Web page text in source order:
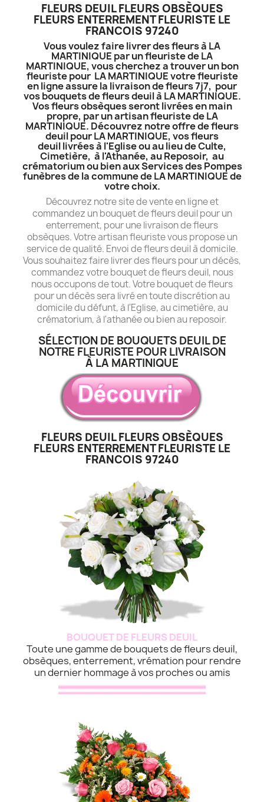
FLEURS DEUIL FLEURS OBSÈQUES
FLEURS ENTERREMENT FLEURISTE LE
FRANCOIS 97240
Vous voulez faire livrer des fleurs à LA
MARTINIQUE par un fleuriste de LA
MARTINIQUE, vous cherchez a trouver un bon
fleuriste pour LA MARTINIQUE votre fleuriste
en ligne assure la livraison de fleurs 7j7, pour
vos bouquets de fleurs deuil à LA MARTINIQUE.
Vos fleurs obsèques seront livrées en main
propre, par un artisan fleuriste de LA
MARTINIQUE. Découvrez notre offre de fleurs
deuil pour LA MARTINIQUE, vos fleurs
deuil livrées à l'Eglise ou au lieu de Culte,
Cimetière, à l'Athanée, au Reposoir, au
crématorium ou bien aux Services des Pompes
funèbres de la commune de LA MARTINIQUE de
votre choix.
Découvrez notre site de vente en ligne et
commandez un bouquet de fleurs deuil pour un
enterrement, pour une livraison de fleurs
obsèques. Votre artisan fleuriste vous propose un
service de qualité. Envoi de fleurs deuil à domicile.
Vous souhaitez faire livrer des fleurs pour un décès,
commandez votre bouquet de fleurs deuil, nous
nous occupons de tout. Votre bouquet de fleurs
pour un décès sera livré en toute discrétion au
domicile du défunt, à l'Eglise, au cimetière, au
crématorium, à l'athanée ou bien au reposoir.
SÉLECTION DE BOUQUETS DEUIL DE
NOTRE FLEURISTE POUR LIVRAISON
À LA MARTINIQUE
FLEURS DEUIL FLEURS OBSÈQUES
FLEURS ENTERREMENT FLEURISTE LE
FRANCOIS 97240
BOUQUET DE FLEURS DEUIL
Toute une gamme de bouquets de fleurs deuil,
obsèques, enterrement, vrémation pour rendre
un dernier hommage à vos proches ou amis